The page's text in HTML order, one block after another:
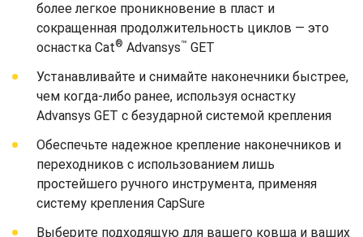
более легкое проникновение в пласт и
сокращенная продолжительность циклов — это
оснастка Cat® Advansys™ GET
Устанавливайте и снимайте наконечники быстрее,
чем когда-либо ранее, используя оснастку
Advansys GET с безударной системой крепления
Обеспечьте надежное крепление наконечников и
переходников с использованием лишь
простейшего ручного инструмента, применяя
систему крепления CapSure
Выберите подходящую для вашего ковша и ваших